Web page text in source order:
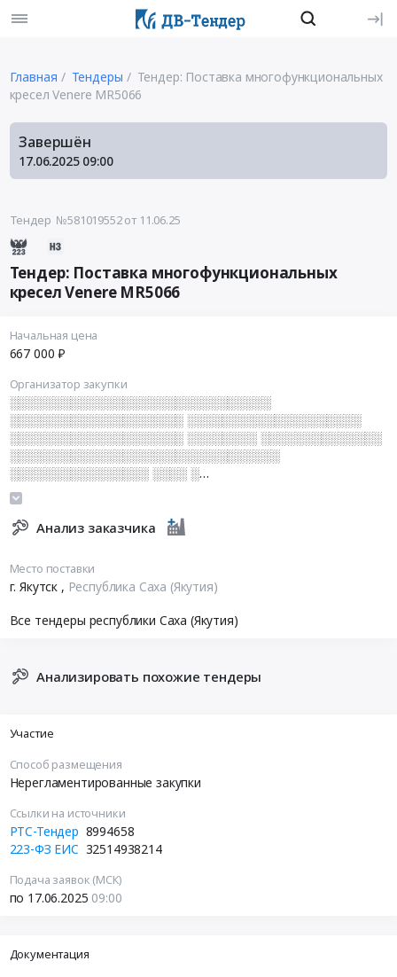
Главная Тендеры
Тендер: Поставка многофункциональных
кресел Venere MR5066
Завершён
17.06.2025 09:00
Тендер №581019552от 11.06.25
Тендер: Поставка многофункциональных
кресел Venere MR5066
Начальная цена
667 000 ₽
Организатор закупки
░░░░░░░░░░░░░░░░░░░░░░░░░░░░░░
░░░░░░░░░░░░░░░░░░░░ ░░░░░░░░░░░░░░░░░░░░
░░░░░░░░░░░░░░░░░░░░ ░░░░░░░░ ░░░░░░░░░░░░░░
░░░░░░░░░░░░░░░░░░░░░░░░░░░░░░░
░░░░░░░░░░░░░░░░ ░░░░ ░
░░░░░░░░░░░░░░░░░░░░░░░░ ░░░░░░░░░░
░░░░░░░░░░░░░░░░ ░░░░░░░░░░ ░░░░░░
░░░░░░░░░░░░░░░░░░░
Анализ заказчика
Место поставки
г. Якутск , Республика Саха (Якутия)
Все тендеры республики Саха (Якутия)
Анализировать похожие тендеры
Участие
Способ размещения
Нерегламентированные закупки
Ссылки на источники
РТС-Тендер 8994658
223-ФЗ ЕИС 32514938214
Подача заявок (МСК)
по 17.06.2025 09:00
Документация